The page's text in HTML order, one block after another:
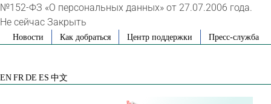
№152-ФЗ «О персональных данных» от 27.07.2006 года.
Не сейчас Закрыть
SkipНовости Как добраться Центр поддержки Пресс-служба
EN FR DE ES 中文